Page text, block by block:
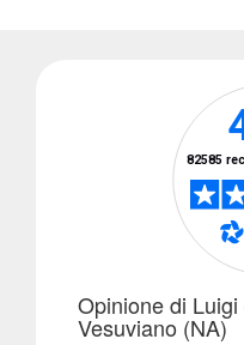
Opinione di
Vesuviano (NA)